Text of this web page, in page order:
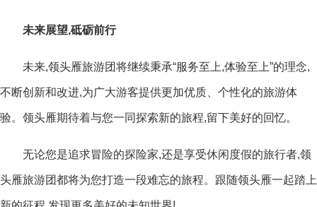
未来展望,砥砺前行
未来,领头雁旅游团将继续秉承“服务至上,体验至上”的理念,
不断创新和改进,为广大游客提供更加优质、个性化的旅游体
验。领头雁期待着与您一同探索新的旅程,留下美好的回忆。
无论您是追求冒险的探险家,还是享受休闲度假的旅行者,领
头雁旅游团都将为您打造一段难忘的旅程。跟随领头雁一起踏上